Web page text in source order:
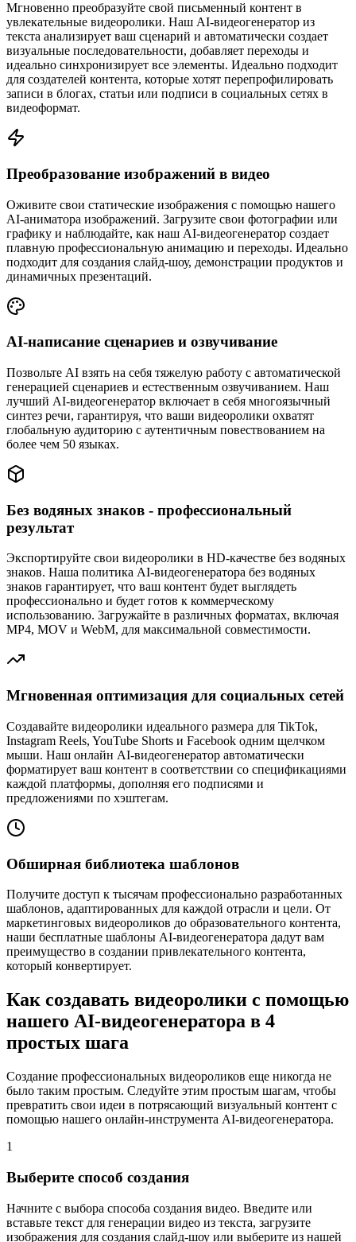
Мгновенно преобразуйте свой письменный контент в
увлекательные видеоролики. Наш AI-видеогенератор из
текста анализирует ваш сценарий и автоматически создает
визуальные последовательности, добавляет переходы и
идеально синхронизирует все элементы. Идеально подходит
для создателей контента, которые хотят перепрофилировать
записи в блогах, статьи или подписи в социальных сетях в
видеоформат.
Преобразование изображений в видео
Оживите свои статические изображения с помощью нашего
AI-аниматора изображений. Загрузите свои фотографии или
графику и наблюдайте, как наш AI-видеогенератор создает
плавную профессиональную анимацию и переходы. Идеально
подходит для создания слайд-шоу, демонстрации продуктов и
динамичных презентаций.
AI-написание сценариев и озвучивание
Позвольте AI взять на себя тяжелую работу с автоматической
генерацией сценариев и естественным озвучиванием. Наш
лучший AI-видеогенератор включает в себя многоязычный
синтез речи, гарантируя, что ваши видеоролики охватят
глобальную аудиторию с аутентичным повествованием на
более чем 50 языках.
Без водяных знаков - профессиональный
результат
Экспортируйте свои видеоролики в HD-качестве без водяных
знаков. Наша политика AI-видеогенератора без водяных
знаков гарантирует, что ваш контент будет выглядеть
профессионально и будет готов к коммерческому
использованию. Загружайте в различных форматах, включая
MP4, MOV и WebM, для максимальной совместимости.
Мгновенная оптимизация для социальных сетей
Создавайте видеоролики идеального размера для TikTok,
Instagram Reels, YouTube Shorts и Facebook одним щелчком
мыши. Наш онлайн AI-видеогенератор автоматически
форматирует ваш контент в соответствии со спецификациями
каждой платформы, дополняя его подписями и
предложениями по хэштегам.
Обширная библиотека шаблонов
Получите доступ к тысячам профессионально разработанных
шаблонов, адаптированных для каждой отрасли и цели. От
маркетинговых видеороликов до образовательного контента,
наши бесплатные шаблоны AI-видеогенератора дадут вам
преимущество в создании привлекательного контента,
который конвертирует.
Как создавать видеоролики с помощью
нашего AI-видеогенератора в 4
простых шага
Создание профессиональных видеороликов еще никогда не
было таким простым. Следуйте этим простым шагам, чтобы
превратить свои идеи в потрясающий визуальный контент с
помощью нашего онлайн-инструмента AI-видеогенератора.
1
Выберите способ создания
Начните с выбора способа создания видео. Введите или
вставьте текст для генерации видео из текста, загрузите
изображения для создания слайд-шоу или выберите из нашей